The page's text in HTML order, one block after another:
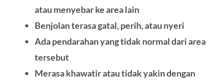
atau menyebar ke area lain
Benjolan terasa gatal, perih, atau nyeri
Ada pendarahan yang tidak normal dari area
tersebut
Merasa khawatir atau tidak yakin dengan